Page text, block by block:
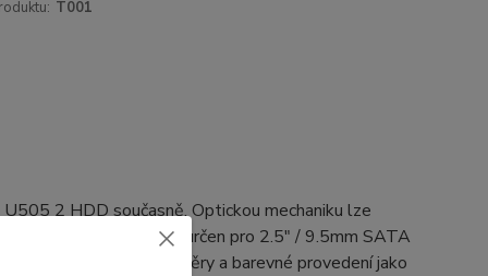
T001
2 HDD současně. Optickou mechaniku lze
vypínání. Rámeček je určen pro 2.5" / 9.5mm SATA
naprosto přesné rozměry a barevné provedení jako